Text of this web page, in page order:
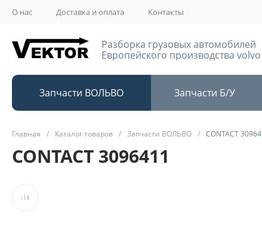
О нас Доставка и оплата Контакты
Разборка грузовых автомобилей
Европейского производства
Запчасти ВОЛЬВО Запчасти Б/У
Главная / Каталог товаров / Запчасти ВОЛЬВО / CONTACT
CONTACT 3096411